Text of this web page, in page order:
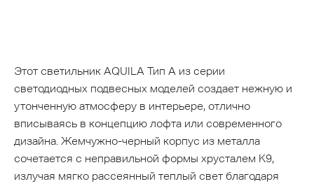
Этот светильник AQUILA Тип A из серии
светодиодных подвесных моделей создает нежную и
утонченную атмосферу в интерьере, отлично
вписываясь в концепцию лофта или современного
дизайна. Жемчужно-черный корпус из металла
сочетается с неправильной формы хрусталем K9,
излучая мягко рассеянный теплый свет благодаря